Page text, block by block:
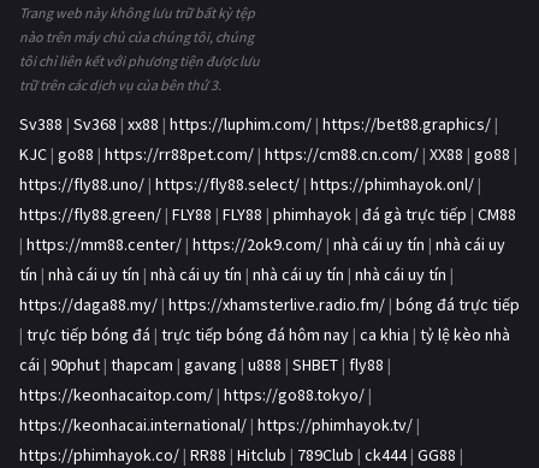
Trang web này không lưu trữ bất kỳ tệp
nào trên máy chủ của chúng tôi, chúng
tôi chỉ liên kết với phương tiện được lưu
trữ trên các dịch vụ của bên thứ 3.
Sv388 | Sv368 | xx88 | https://luphim.com/ | https://bet88.graphics/ |
KJC | go88 | https://rr88pet.com/ | https://cm88.cn.com/ | XX88 | go88 |
https://fly88.uno/ | https://fly88.select/ | https://phimhayok.onl/ |
https://fly88.green/ | FLY88 | FLY88 | phimhayok | đá gà trực tiếp | CM88
| https://mm88.center/ | https://2ok9.com/ | nhà cái uy tín | nhà cái uy
tín | nhà cái uy tín | nhà cái uy tín | nhà cái uy tín | nhà cái uy tín |
https://daga88.my/ | https://xhamsterlive.radio.fm/ | bóng đá trực tiếp
| trực tiếp bóng đá | trực tiếp bóng đá hôm nay | ca khia | tỷ lệ kèo nhà
cái | 90phut | thapcam | gavang | u888 | SHBET | fly88 |
https://keonhacaitop.com/ | https://go88.tokyo/ |
https://keonhacai.international/ | https://phimhayok.tv/ |
https://phimhayok.co/ | RR88 | Hitclub | 789Club | ck444| GG88 |